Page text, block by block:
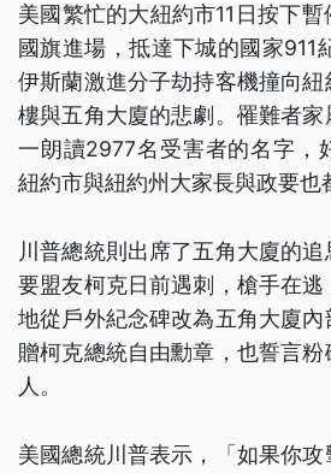
美國繁忙的大紐約市11日按下
國旗進場，抵達下城的國家911
伊斯蘭激進分子劫持客機撞向
樓與五角大廈的悲劇。罹難者
一朗讀2977名受害者的名字，
紐約市與紐約州大家長與政要也
川普總統則出席了五角大廈的
要盟友柯克日前遇刺，槍手在
地從戶外紀念碑改為五角大廈
贈柯克總統自由勳章，也誓言
人。
美國總統川普表示，「如果你